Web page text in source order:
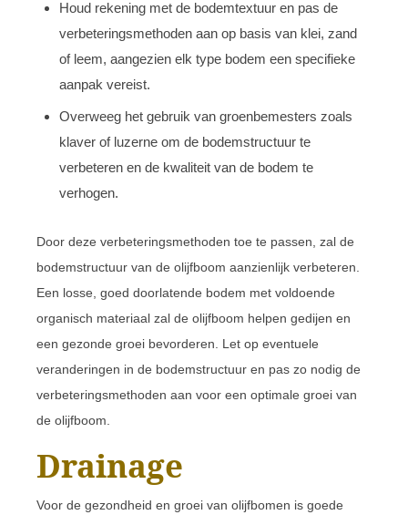
Houd rekening met de bodemtextuur en pas de
verbeteringsmethoden aan op basis van klei, zand
of leem, aangezien elk type bodem een specifieke
aanpak vereist.
Overweeg het gebruik van groenbemesters zoals
klaver of luzerne om de bodemstructuur te
verbeteren en de kwaliteit van de bodem te
verhogen.
Door deze verbeteringsmethoden toe te passen, zal de
bodemstructuur van de olijfboom aanzienlijk verbeteren.
Een losse, goed doorlatende bodem met voldoende
organisch materiaal zal de olijfboom helpen gedijen en
een gezonde groei bevorderen. Let op eventuele
veranderingen in de bodemstructuur en pas zo nodig de
verbeteringsmethoden aan voor een optimale groei van
de olijfboom.
Drainage
Voor de gezondheid en groei van olijfbomen is goede